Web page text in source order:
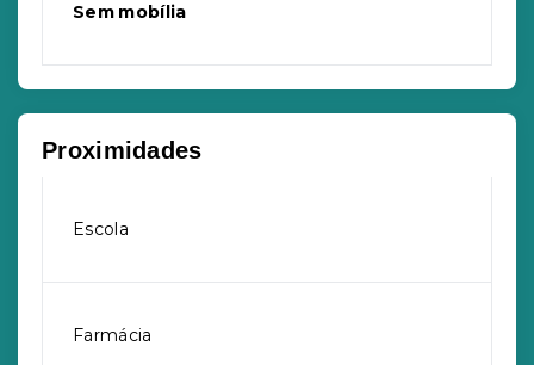
Sem mobília
Proximidades
Escola
Farmácia